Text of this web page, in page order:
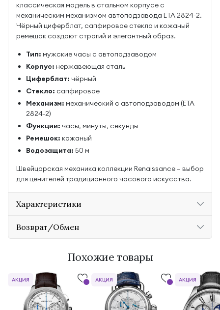
классическая модель в стальном корпусе с
механическим механизмом автоподзавода ETA 2824-2.
Чёрный циферблат, сапфировое стекло и кожаный
ремешок создают строгий и элегантный образ.
Тип: мужские часы с автоподзаводом
Корпус: нержавеющая сталь
Циферблат: чёрный
Стекло: сапфировое
Механизм: механический с автоподзаводом (ETA
2824-2)
Функции: часы, минуты, секунды
Ремешок: кожаный
Водозащита: 50 м
Швейцарская механика коллекции Renaissance — выбор
для ценителей традиционного часового искусства.
Характеристики
Возврат/Обмен
Похожие товары
АКЦИЯ АКЦИЯ АКЦИЯ